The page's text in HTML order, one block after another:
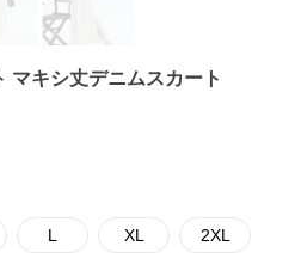
マキシ丈デニムスカート
L XL 2XL